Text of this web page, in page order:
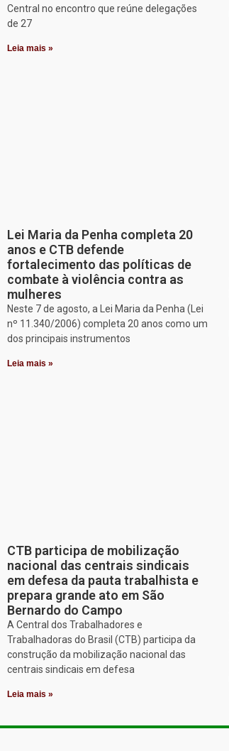
Central no encontro que reúne delegações
de 27
Leia mais »
Lei Maria da Penha completa 20
anos e CTB defende
fortalecimento das políticas de
combate à violência contra as
mulheres
Neste 7 de agosto, a Lei Maria da Penha (Lei
nº 11.340/2006) completa 20 anos como um
dos principais instrumentos
Leia mais »
CTB participa de mobilização
nacional das centrais sindicais
em defesa da pauta trabalhista e
prepara grande ato em São
Bernardo do Campo
A Central dos Trabalhadores e
Trabalhadoras do Brasil (CTB) participa da
construção da mobilização nacional das
centrais sindicais em defesa
Leia mais »